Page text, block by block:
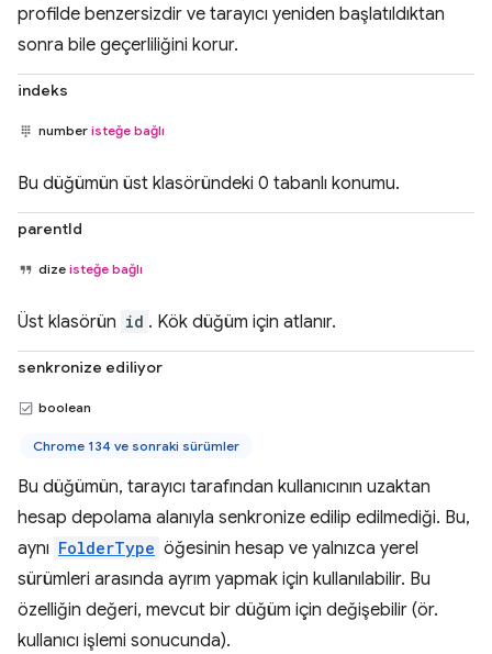
profilde benzersizdir ve tarayıcı yeniden başlatıldıktan
sonra bile geçerliliğini korur.
indeks
number isteğe bağlı
Bu düğümün üst klasöründeki 0 tabanlı konumu.
parentId
dize isteğe bağlı
Üst klasörün id . Kök düğüm için atlanır.
senkronize ediliyor
boolean
Chrome 134 ve sonraki sürümler
Bu düğümün, tarayıcı tarafından kullanıcının uzaktan
hesap depolama alanıyla senkronize edilip edilmediği. Bu,
aynı FolderType öğesinin hesap ve yalnızca yerel
sürümleri arasında ayrım yapmak için kullanılabilir. Bu
özelliğin değeri, mevcut bir düğüm için değişebilir (ör.
kullanıcı işlemi sonucunda).